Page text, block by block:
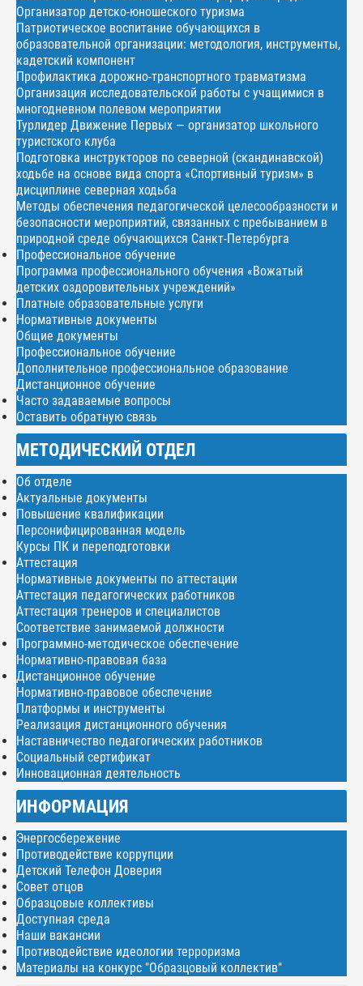
Организатор детско-юношеского туризма
Патриотическое воспитание обучающихся в
образовательной организации: методология, инструменты,
кадетский компонент
Профилактика дорожно-транспортного травматизма
Организация исследовательской работы с учащимися в
многодневном полевом мероприятии
Турлидер Движение Первых — организатор школьного
туристского клуба
Подготовка инструкторов по северной (скандинавской)
ходьбе на основе вида спорта «Спортивный туризм» в
дисциплине северная ходьба
Методы обеспечения педагогической целесообразности и
безопасности мероприятий, связанных с пребыванием в
природной среде обучающихся Санкт-Петербурга
Профессиональное обучение
Программа профессионального обучения «Вожатый
детских оздоровительных учреждений»
Платные образовательные услуги
Нормативные документы
Общие документы
Профессиональное обучение
Дополнительное профессиональное образование
Дистанционное обучение
Часто задаваемые вопросы
Оставить обратную связь
МЕТОДИЧЕСКИЙ ОТДЕЛ
Об отделе
Актуальные документы
Повышение квалификации
Персонифицированная модель
Курсы ПК и переподготовки
Аттестация
Нормативные документы по аттестации
Аттестация педагогических работников
Аттестация тренеров и специалистов
Соответствие занимаемой должности
Программно-методическое обеспечение
Нормативно-правовая база
Дистанционное обучение
Нормативно-правовое обеспечение
Платформы и инструменты
Реализация дистанционного обучения
Наставничество педагогических работников
Социальный сертификат
Инновационная деятельность
ИНФОРМАЦИЯ
Энергосбережение
Противодействие коррупции
Детский Телефон Доверия
Совет отцов
Образцовые коллективы
Доступная среда
Наши вакансии
Противодействие идеологии терроризма
Материалы на конкурс "Образцовый коллектив"